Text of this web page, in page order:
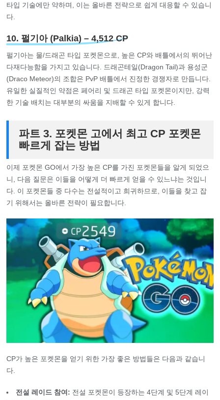
타입 기술에만 약하며, 이는 올바른 전략으로 쉽게 대응할 수 있습니
다.
10. 펄기아 (Palkia) – 4,512 CP
펄기아는 물/드래곤 타입 포켓몬으로, 높은 CP와 배틀에서의 뛰어난
다재다능함을 가지고 있습니다. 드래곤테일(Dragon Tail)과 용성군
(Draco Meteor)의 조합은 PvP 배틀에서 진정한 경쟁자로 만듭니다.
유일한 실질적인 약점은 페어리 및 드래곤 타입 포켓몬이지만, 강력
한 기술 배치는 대부분의 싸움을 지배할 수 있게 합니다.
파트 3. 포켓몬 고에서 최고 CP 포켓몬
빠르게 잡는 방법
이제 포켓몬 GO에서 가장 높은 CP를 가진 포켓몬들을 알게 되었으
니, 다음 질문은 이들을 어떻게 더 빠르게 얻을 수 있느냐는 것입니
다. 이 포켓몬들 중 다수는 전설적이고 희귀하므로, 이들을 찾고 잡
기 위해서는 올바른 전략이 필요합니다.
CP가 높은 포켓몬을 얻기 위한 가장 좋은 방법들은 다음과 같습니
다.
전설 레이드 참여: 전설 포켓몬이 등장하는 4단계 및 5단계 레이